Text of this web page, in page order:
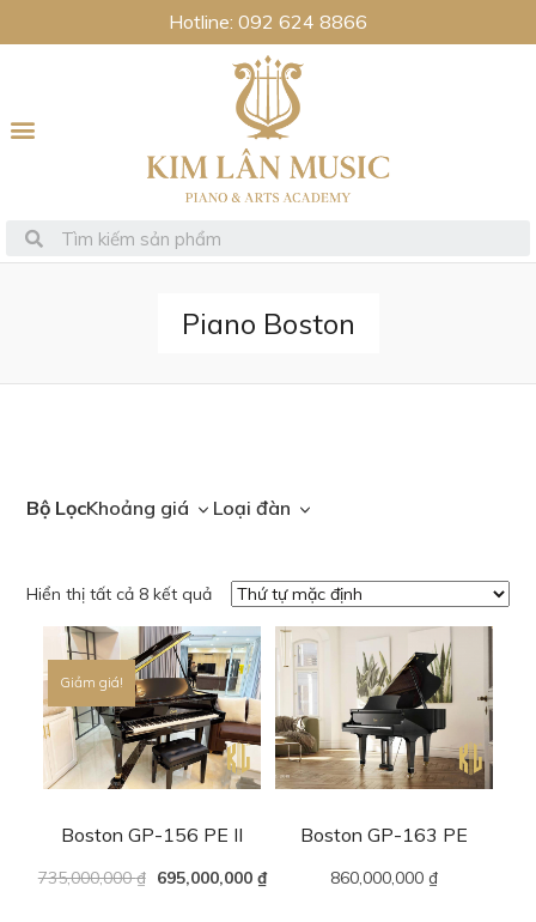
Hotline: 092 624 8866
Piano Boston
Bộ LọcKhoảng giá Loại đàn
Hiển thị tất cả 8 kết quả
Giảm giá!
Boston GP-156 PE II
735,000,000₫ 695,000,000 ₫
Boston GP-163 PE
860,000,000 ₫